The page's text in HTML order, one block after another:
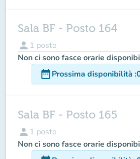
Sala BF - Posto 164
person 1 posto
Non ci sono fasce orarie
date_rangeProssima disponibilità :
Sala BF - Posto 165
person 1 posto
Non ci sono fasce orarie